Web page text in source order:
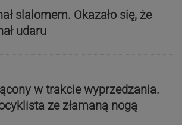
slalomem. Okazało się, że
udaru
w trakcie wyprzedzania.
ze złamaną nogą